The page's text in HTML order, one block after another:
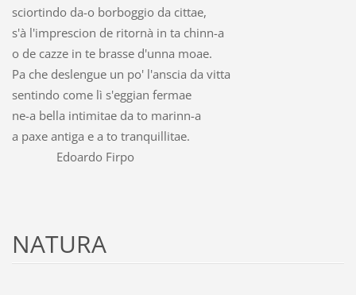
sciortindo da-o borboggio da cittae,
s'à l'imprescion de ritornà in ta chinn-a
o de cazze in te brasse d'unna moae.
Pa che deslengue un po' l'anscia da vitta
sentindo come lì s'eggian fermae
ne-a bella intimitae da to marinn-a
a paxe antiga e a to tranquillitae.
Edoardo Firpo
NATURA